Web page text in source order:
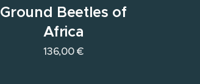
Ground Beetles of
Africa
136,00€